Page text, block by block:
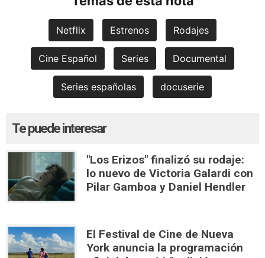
Netflix Estrenos Rodajes
Cine Español Series Documental
Series españolas docuserie
Te puede interesar
"Los Erizos" finalizó su rodaje:
lo nuevo de Victoria Galardi con
Pilar Gamboa y Daniel Hendler
El Festival de Cine de Nueva
York anuncia la programación